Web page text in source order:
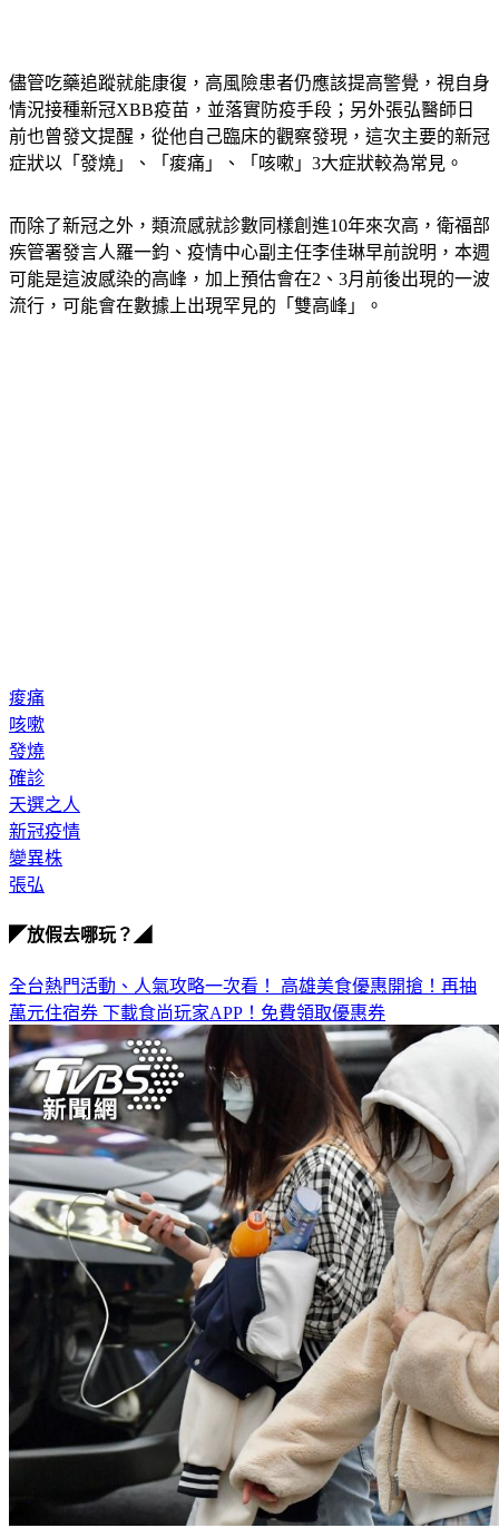
情況接種新冠XBB疫苗，並落實防疫手段；另外張弘醫師日
前也曾發文提醒，從他自己臨床的觀察發現，這次主要的新冠
症狀以「發燒」、「痠痛」、「咳嗽」3大症狀較為常見。
疾管署發言人羅一鈞、疫情中心副主任李佳琳早前說明，本週
可能是這波感染的高峰，加上預估會在2、3月前後出現的一波
流行，可能會在數據上出現罕見的「雙高峰」。
咳嗽
發燒
確診
天選之人
新冠疫情
變異株
張弘
萬元住宿券下載食尚玩家APP！免費領取優惠券